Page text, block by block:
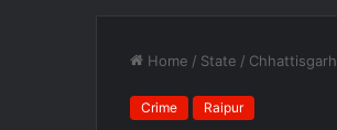
Home / State / Chhattisgarh
Crime Raipur